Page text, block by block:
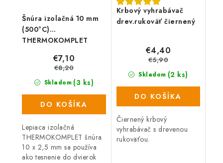
Šnúra izolačná 10 mm
(500°C)
THERMOKOMPLET
Skladom (3 ks)
€7,10
€8,20
DO KOŠÍKA
Lepiaca izolačná
THERMOKOMPLET šnúra
10 x 2,5 mm sa používa
ako tesnenie do dvierok
Krbový vyhrabávač
drev.rukoväť čiernený
Skladom (2 ks)
€4,40
€5,90
DO KOŠÍKA
Čiernený krbový
vyhrabávač s drevenou
rukoväťou.